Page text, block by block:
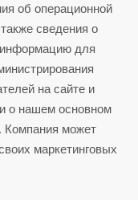
об операционной
сведения о
для
на сайте и
о нашем основном
Компания может
маркетинговых